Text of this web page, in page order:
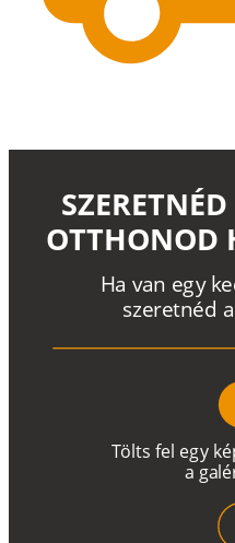
Tölts fel egy ké
a galé
Ha van egy ke
szeretnéd a
OTTHONOD